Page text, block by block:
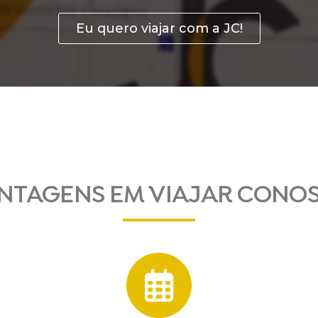
Eu quero viajar com a JC!
EM VIAJAR